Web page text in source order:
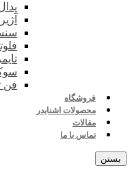
تایمر
فن
فروشگاه
محصولات اشنایدر
مقالات
تماس با ما
بستن